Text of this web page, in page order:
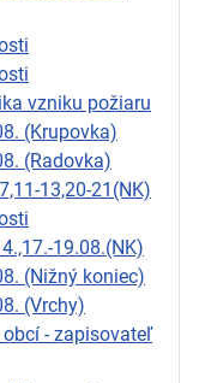
vzniku požiaru
(Krupovka)
(Radovka)
13,20-21(NK)
19.08.(NK)
(Nižný koniec)
(Vrchy)
- zapisovateľ